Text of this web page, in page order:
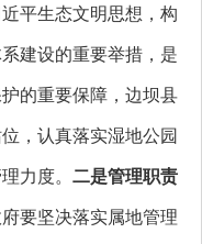
平生态文明思想，构
建设的重要举措，是
的重要保障，边坝县
，认真落实湿地公园
力度。 二是管理职责
要坚决落实属地管理